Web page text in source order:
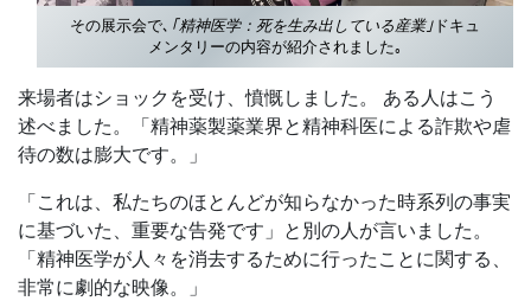
その展示会で､ ｢精神医学：死を生み出している産業｣ ドキュ
メンタリーの内容が紹介されました｡
来場者はショックを受け、憤慨しました。 ある人はこう
述べました。「精神薬製薬業界と精神科医による詐欺や虐
待の数は膨大です。」
「これは、私たちのほとんどが知らなかった時系列の事実
に基づいた、重要な告発です」と別の人が言いました。
「精神医学が人々を消去するために行ったことに関する、
非常に劇的な映像。」